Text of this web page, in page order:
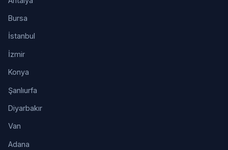
Bursa
İstanbul
İzmir
Konya
Şanlıurfa
Diyarbakır
Van
Adana